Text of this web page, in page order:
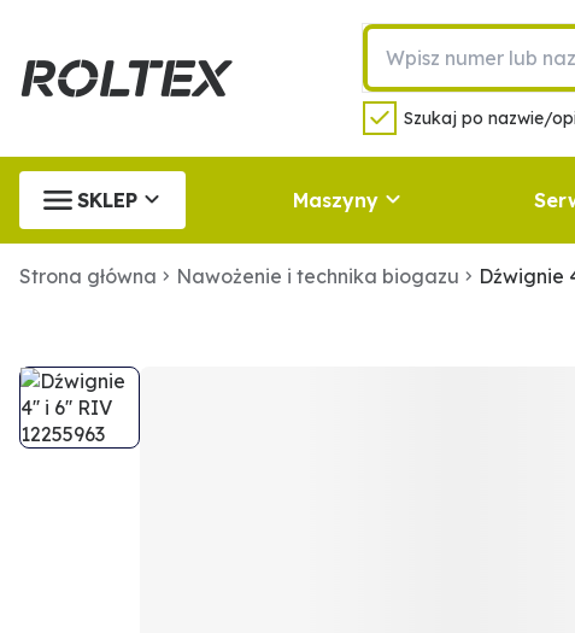
Szukaj po nazwie/
SKLEP Maszyny
Strona główna Nawożenie i technika biogazu Dźwignie